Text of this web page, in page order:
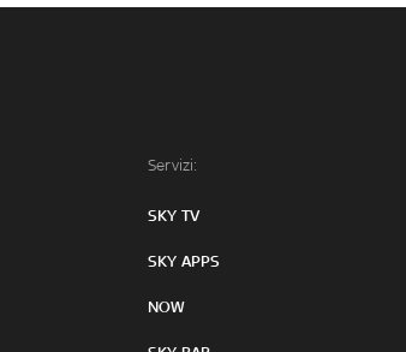
Servizi:
SKY TV
SKY APPS
NOW